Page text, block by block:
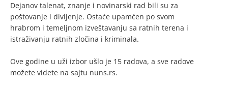
Dejanov talenat, znanje i novinarski rad bili su za
poštovanje i divljenje. Ostaće upamćen po svom
hrabrom i temeljnom izveštavanju sa ratnih terena i
istraživanju ratnih zločina i kriminala.
Ove godine u uži izbor ušlo je 15 radova, a sve radove
možete videte na sajtu nuns.rs.